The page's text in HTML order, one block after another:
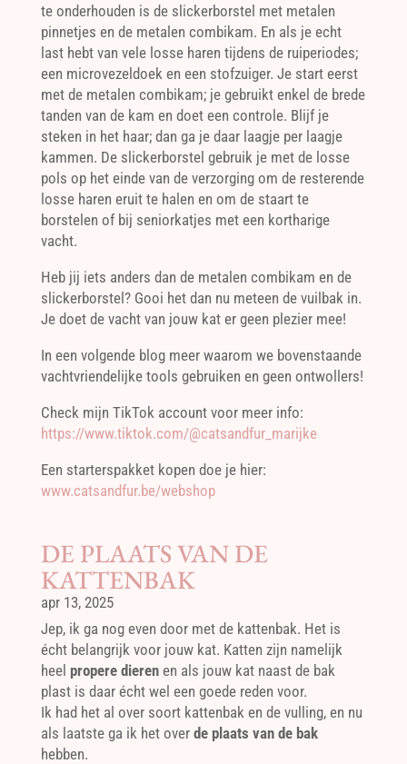
te onderhouden is de slickerborstel met metalen
pinnetjes en de metalen combikam. En als je echt
last hebt van vele losse haren tijdens de ruiperiodes;
een microvezeldoek en een stofzuiger. Je start eerst
met de metalen combikam; je gebruikt enkel de brede
tanden van de kam en doet een controle. Blijf je
steken in het haar; dan ga je daar laagje per laagje
kammen. De slickerborstel gebruik je met de losse
pols op het einde van de verzorging om de resterende
losse haren eruit te halen en om de staart te
borstelen of bij seniorkatjes met een kortharige
vacht.
Heb jij iets anders dan de metalen combikam en de
slickerborstel? Gooi het dan nu meteen de vuilbak in.
Je doet de vacht van jouw kat er geen plezier mee!
In een volgende blog meer waarom we bovenstaande
vachtvriendelijke tools gebruiken en geen ontwollers!
Check mijn TikTok account voor meer info:
https://www.tiktok.com/@catsandfur_marijke
Een starterspakket kopen doe je hier:
www.catsandfur.be/webshop
DE PLAATS VAN DE
KATTENBAK
apr 13, 2025
Jep, ik ga nog even door met de kattenbak. Het is
écht belangrijk voor jouw kat. Katten zijn namelijk
heel propere dierenen als jouw kat naast de bak
plast is daar écht wel een goede reden voor.
Ik had het al over soort kattenbak en de vulling, en nu
als laatste ga ik het over de plaats van de bak
hebben.